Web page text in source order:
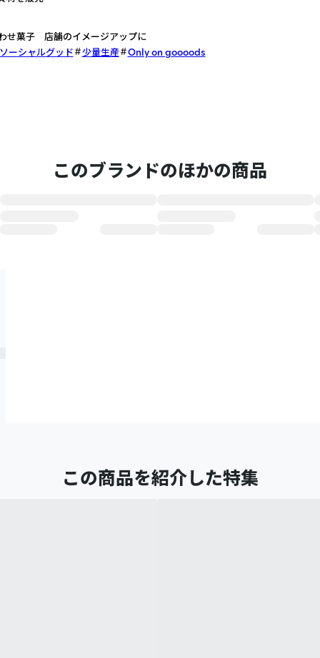
わせ菓子 店舗のイメージアップに
ーシャルグッド
少量生産 Only on goooods
このブランドのほかの商品
この商品を紹介した特集